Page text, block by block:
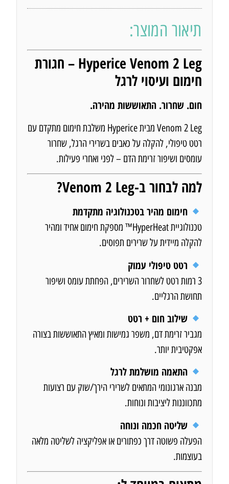
תיאור המוצר:
Hyperice Venom 2 Leg – חגורת
חימום ועיסוי לרגל
חום. שחרור. התאוששות מהירה.
Venom 2 Leg מבית Hyperice משלבת חימום מתקדם עם
רטט טיפולי, להקלה על כאבים בשרירי הרגל, שחרור
עומסים ושיפור זרימת הדם – לפני ואחרי פעילות.
למה לבחור ב-Venom 2 Leg?
חימום מהיר בטכנולוגיה מתקדמת
טכנולוגיית HyperHeat™ מספקת חימום אחיד ומהיר
להקלה מיידית על שרירים תפוסים.
רטט טיפולי עמוק
3 רמות רטט לשחרור השרירים, הפחתת עומס ושיפור
תחושת הרגליים.
שילוב חום + רטט
מגביר זרימת דם, משפר גמישות ומאיץ התאוששות בצורה
אפקטיבית יותר.
התאמה מושלמת לרגל
מבנה ארגונומי המתאים לשרירי הירך/שוק עם רצועות
מתכווננות ליציבות ונוחות.
שליטה חכמה ונוחה
הפעלה פשוטה דרך כפתורים או אפליקציה לשליטה מלאה
בעוצמות.